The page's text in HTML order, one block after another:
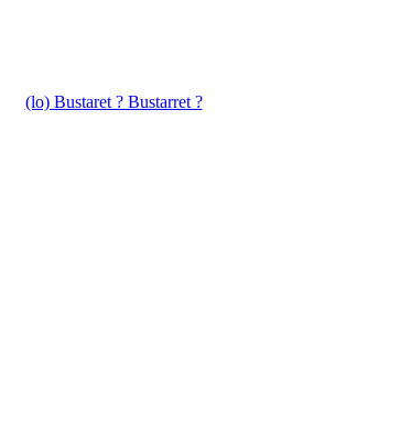
(lo) Bustaret ? Bustarret ?